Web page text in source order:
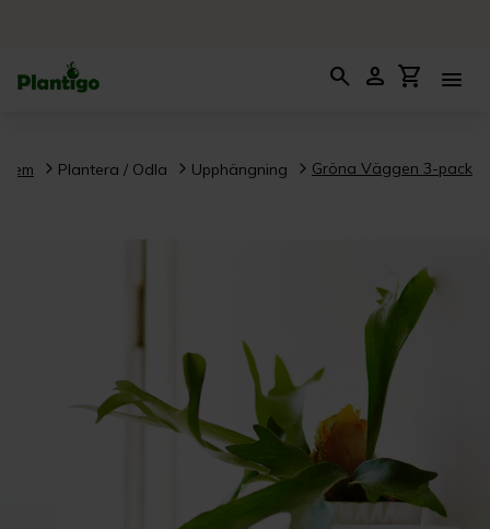
search person shopping_cart menu
Hem Plantera / Odla Upphängning Gröna Väggen 3-pack